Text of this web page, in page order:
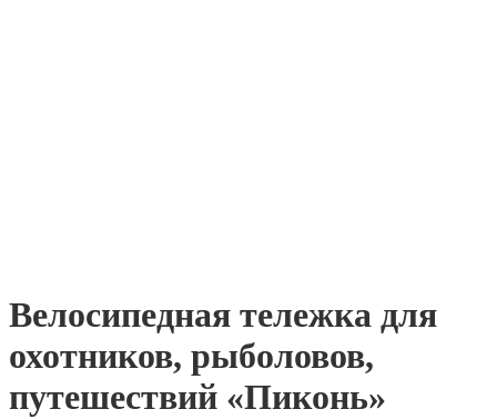
Велосипедная тележка для
охотников, рыболовов,
путешествий «Пиконь»